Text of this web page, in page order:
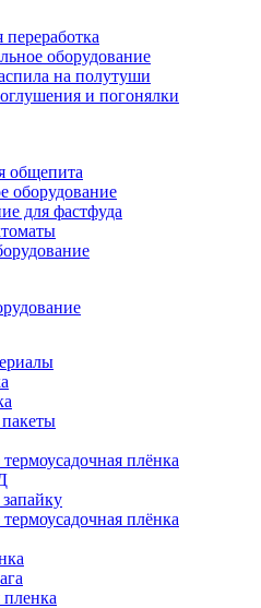
оборудование
на полутуши
и погонялки
общепита
оборудование
для фастфуда
плёнка
плёнка